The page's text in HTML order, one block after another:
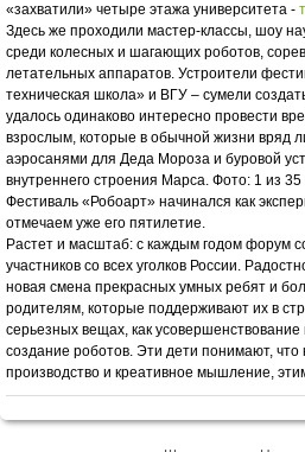
«захватили» четыре этажа университета -
Здесь же проходили мастер-классы, шоу
среди колесных и шагающих роботов,
летательных аппаратов. Устроители
техническая школа» и ВГУ – сумели
удалось одинаково интересно провести
взрослым, которые в обычной жизни вряд
аэросанями для Деда Мороза и буровой
внутреннего строения Марса. Фото: 1 из
Фестиваль «Робоарт» начинался как
отмечаем уже его пятилетие.
Растет и масштаб: с каждым годом форум
участников со всех уголков России.
новая смена прекрасных умных ребят и
родителям, которые поддерживают их в
серьезных вещах, как
создание роботов. Эти дети понимают,
производство и креативное мышление,